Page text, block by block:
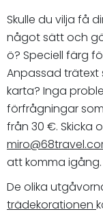
Skulle du vilja få
något sätt och
ö? Speciell färg
Anpassad trätext
karta? Inga
förfrågningar
från 30 €. Skicka
att komma igång.
De olika
trädekorationen